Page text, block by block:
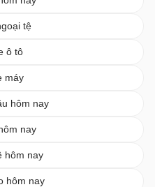
tệ
ô tô
máy
hôm nay
nay
hôm nay
hôm nay